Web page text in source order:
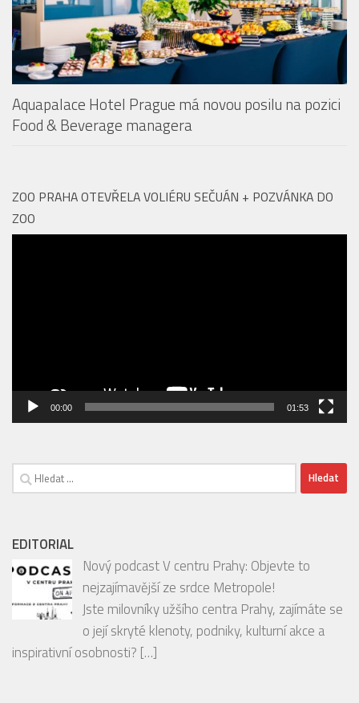
Aquapalace Hotel Prague má novou posilu na pozici
Food & Beverage managera
ZOO PRAHA OTEVŘELA VOLIÉRU SEČUÁN + POZVÁNKA DO
ZOO
00:00 01:53
Vyhledávání
EDITORIAL
Nový podcast V centru Prahy: Objevte to
nejzajímavější ze srdce Metropole!
Jste milovníky užšího centra Prahy, zajímáte se
o její skryté klenoty, podniky, kulturní akce a
inspirativní osobnosti? […]